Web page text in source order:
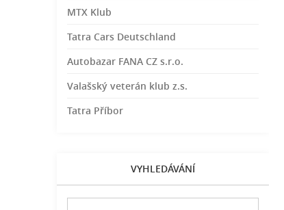
MTX Klub
Tatra Cars Deutschland
Autobazar FANA CZ s.r.o.
Valašský veterán klub z.s.
Tatra Příbor
VYHLEDÁVÁNÍ